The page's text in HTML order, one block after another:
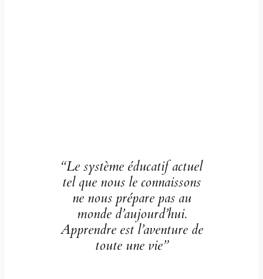
“Le système éducatif actuel
tel que nous le connaissons
ne nous prépare pas au
monde d’aujourd’hui.
Apprendre est l’aventure de
toute une vie”